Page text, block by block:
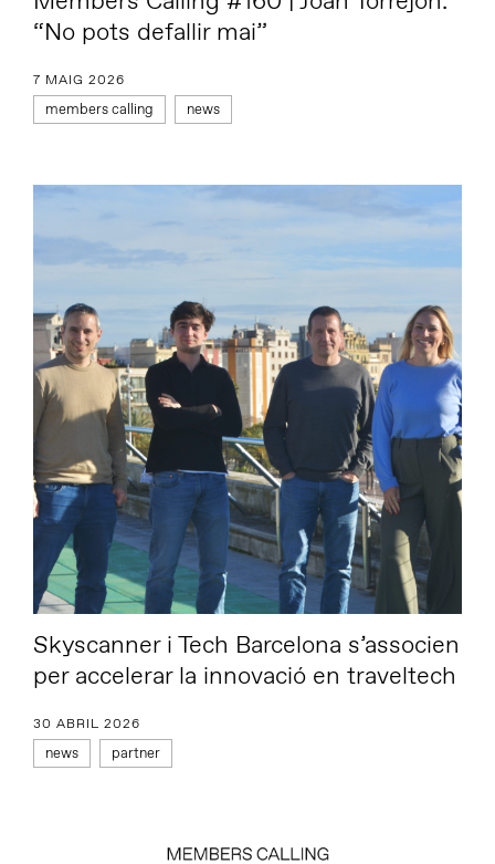
“No pots defallir mai”
7 MAIG 2026
members calling news
Skyscanner i Tech Barcelona s’associen
per accelerar la innovació en traveltech
30 ABRIL 2026
news partner